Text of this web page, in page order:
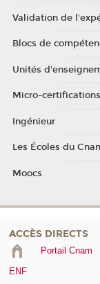
Validation de
Blocs de
Unités
Micro-certifications
Ingénieur
Les Écoles du
Moocs
ACCÈS DIRECTS
Portail Cnam
ENF